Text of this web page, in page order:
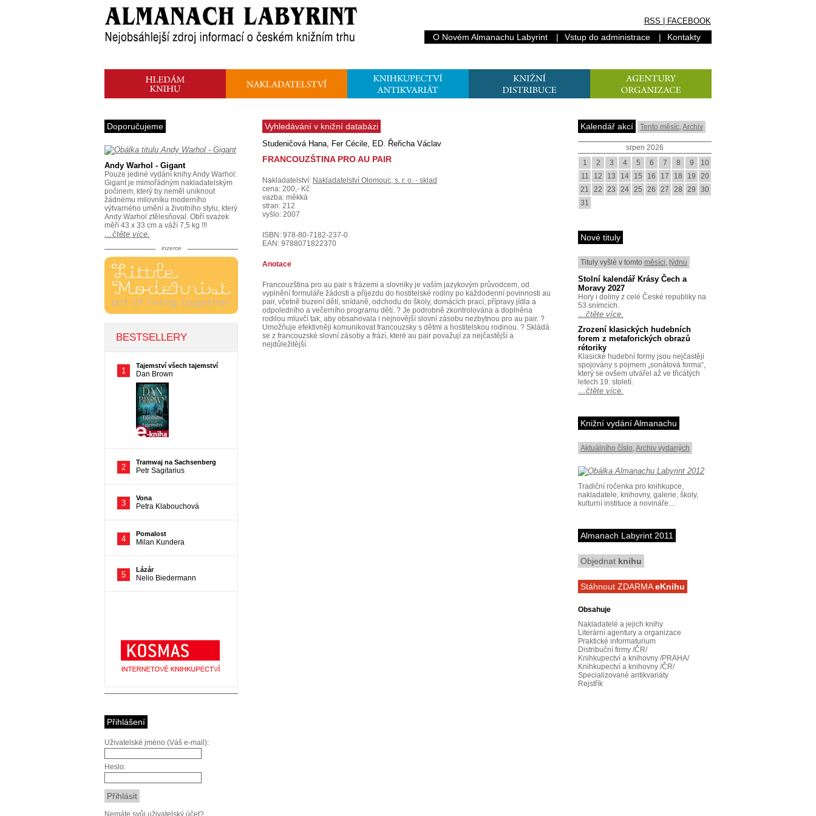
RSS FACEBOOK
O Novém Almanachu Labyrint | Vstup do administrace | Kontakty
Vyhledávání v knižní databázi
Studeničová Hana, Fer Cécile, ED. Řeřicha Václav
FRANCOUZŠTINA PRO AU PAIR
Nakladatelství: Nakladatelství Olomouc, s. r. o. - sklad
cena: 200,- Kč
vazba: měkká
stran: 212
vyšlo: 2007
ISBN: 978-80-7182-237-0
EAN: 9788071822370
Anotace
Francouzština pro au pair s frázemi a slovníky je vaším jazykovým průvodcem, od
vyplnění formuláře žádosti a příjezdu do hostitelské rodiny po každodenní povinnosti au
pair, včetně buzení dětí, snídaně, odchodu do školy, domácích prací, přípravy jídla a
odpoledního a večerního programu dětí. ? Je podrobně zkontrolována a doplněna
rodilou mluvčí tak, aby obsahovala i nejnovější slovní zásobu nezbytnou pro au pair. ?
Umožňuje efektivněji komunikovat francouzsky s dětmi a hostitelskou rodinou. ? Skládá
se z francouzské slovní zásoby a frází, které au pair považují za nejčastější a
nejdůležitější.
Doporučujeme
Andy Warhol - Gigant
Pouze jediné vydání knihy Andy Warhol:
Gigant je mimořádným nakladatelským
počinem, který by neměl uniknout
žádnému milovníku moderního
výtvarného umění a životního stylu, který
Andy Warhol ztělesňoval. Obří svazek
měří 43 x 33 cm a váží 7,5 kg !!!
…čtěte více.
inzerce
Přihlášení
Uživatelské jméno (Váš e-mail):
Heslo:
Nemáte svůj uživatelský účet?
Kalendář akcí Tento měsíc,Archiv
srpen 2026
1
2 3 4 5 6 7 8 9
10
11
12 13 14 15 16 17 18 19
20
21
22 23 24 25 26 27 28 29
30
31
Nové tituly
Tituly vyšlé v tomto měsíci, týdnu
Stolní kalendář Krásy Čech a
Moravy 2027
Hory i doliny z celé České republiky na
53 snímcích.
…čtěte více.
Zrození klasických hudebních
forem z metaforických obrazů
rétoriky
Klasické hudební formy jsou nejčastěji
spojovány s pojmem „sonátová forma“,
který se ovšem utvářel až ve třicátých
letech 19. století.
…čtěte více.
Knižní vydání Almanachu
Aktuálního číslo,Archiv vydaných
Tradiční ročenka pro knihkupce,
nakladatele, knihovny, galerie, školy,
kulturní instituce a novináře…
Almanach Labyrint 2011
Objednat knihu
Stáhnout ZDARMAeKnihu
Obsahuje
Nakladatelé a jejich knihy
Literární agentury a organizace
Praktické informaturium
Distribuční firmy /ČR/
Knihkupectví a knihovny /PRAHA/
Knihkupectví a knihovny /ČR/
Specializované antikvariáty
Rejstřík